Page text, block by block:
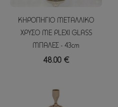
ΚΗΡΟΠΗΓΙΟ ΜΕΤΑΛΛΙΚΟ
ΧΡΥΣΟ ME PLEXI GLASS
ΜΠΑΛΕΣ - 43cm
48.00 €